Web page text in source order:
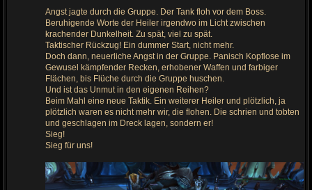
Angst jagte durch die Gruppe. Der Tank floh vor dem Boss.
Beruhigende Worte der Heiler irgendwo im Licht zwischen
krachender Dunkelheit. Zu spät, viel zu spät.
Taktischer Rückzug! Ein dummer Start, nicht mehr.
Doch dann, neuerliche Angst in der Gruppe. Panisch Kopflose im
Gewusel kämpfender Recken, erhobener Waffen und farbiger
Flächen, bis Flüche durch die Gruppe huschen.
Und ist das Unmut in den eigenen Reihen?
Beim Mahl eine neue Taktik. Ein weiterer Heiler und plötzlich, ja
plötzlich waren es nicht mehr wir, die flohen. Die schrien und tobten
und geschlagen im Dreck lagen, sondern er!
Sieg!
Sieg für uns!